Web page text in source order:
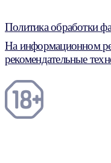
Политика обработки
На информационном
рекомендательные